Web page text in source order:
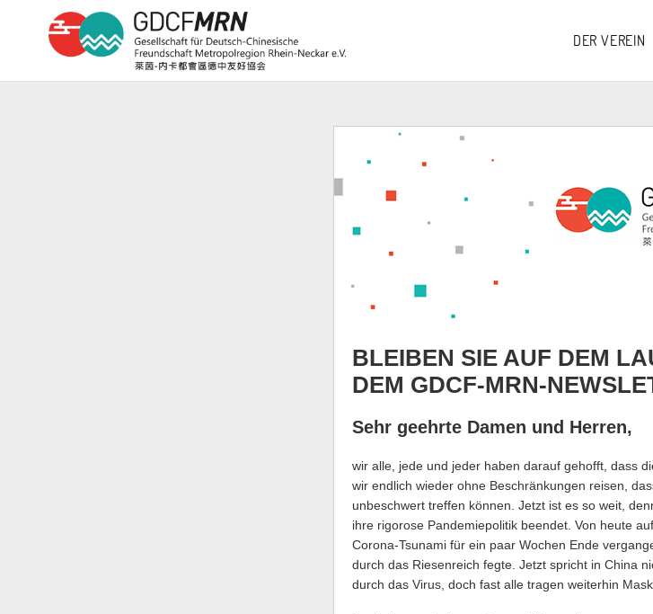
DER VEREIN
BLEIBEN SIE AUF DEM
DEM GDCF-MRN-
Sehr geehrte Damen und Herren,
wir alle, jede und jeder haben darauf gehofft, dass
wir endlich wieder ohne Beschränkungen reisen,
unbeschwert treffen können. Jetzt ist es so weit,
ihre rigorose Pandemiepolitik beendet. Von heute
Corona-Tsunami für ein paar Wochen Ende
durch das Riesenreich fegte. Jetzt spricht in China
durch das Virus, doch fast alle tragen weiterhin